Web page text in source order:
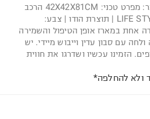
ושימושית. מידות ונפח המוצר: מפרט טכני: 42X42X81CM הרכב
החומר: עיסת נייר מבית LIFE STYLE | תוצרת הודו | צבע:
אחת במארז אופן הטיפול והשמירה
עם סבון עדין וייבוש מיידי. יש
הזמינו עכשיו ושדרגו את חווית
ולא להחלפה*